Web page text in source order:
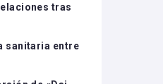
tras
sanitaria entre